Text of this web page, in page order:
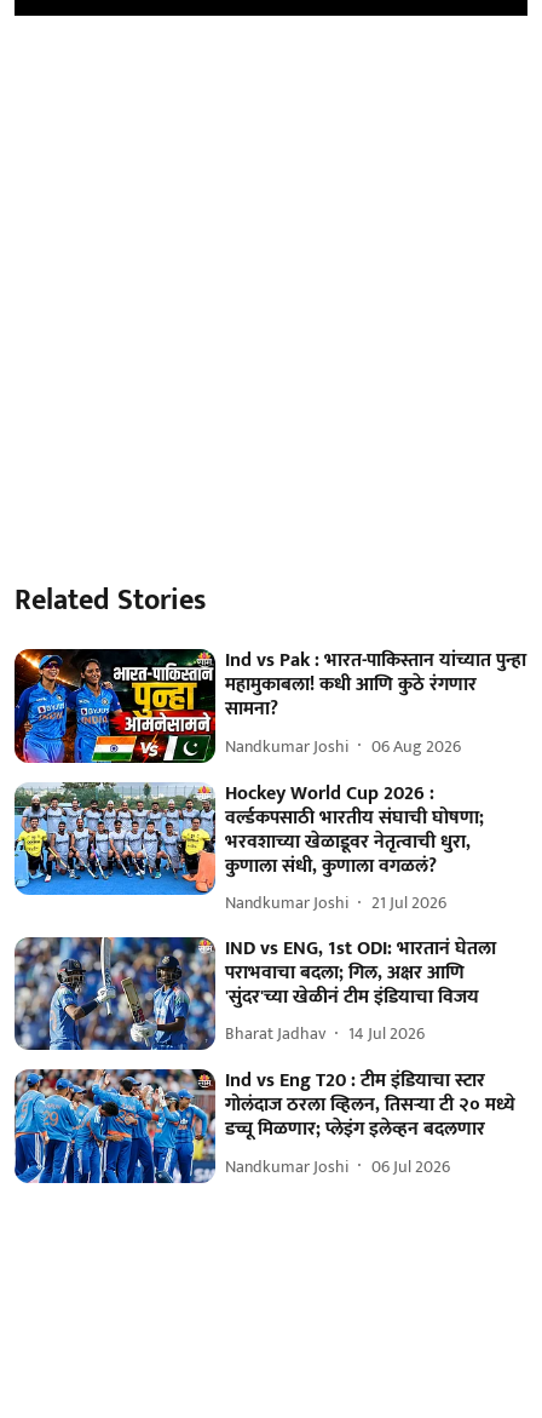
Related Stories
Ind vs Pak : भारत-पाकिस्तान यांच्यात पुन्हा
महामुकाबला! कधी आणि कुठे रंगणार
सामना?
Nandkumar Joshi 06 Aug 2026
Hockey World Cup 2026 :
वर्ल्डकपसाठी भारतीय संघाची घोषणा;
भरवशाच्या खेळाडूवर नेतृत्वाची धुरा,
कुणाला संधी, कुणाला वगळलं?
Nandkumar Joshi 21 Jul 2026
IND vs ENG, 1st ODI: भारतानं घेतला
पराभवाचा बदला; गिल, अक्षर आणि
'सुंदर'च्या खेळीनं टीम इंडियाचा विजय
Bharat Jadhav 14 Jul 2026
Ind vs Eng T20 : टीम इंडियाचा स्टार
गोलंदाज ठरला व्हिलन, तिसऱ्या टी २० मध्ये
डच्चू मिळणार; प्लेइंग इलेव्हन बदलणार
Nandkumar Joshi 06 Jul 2026